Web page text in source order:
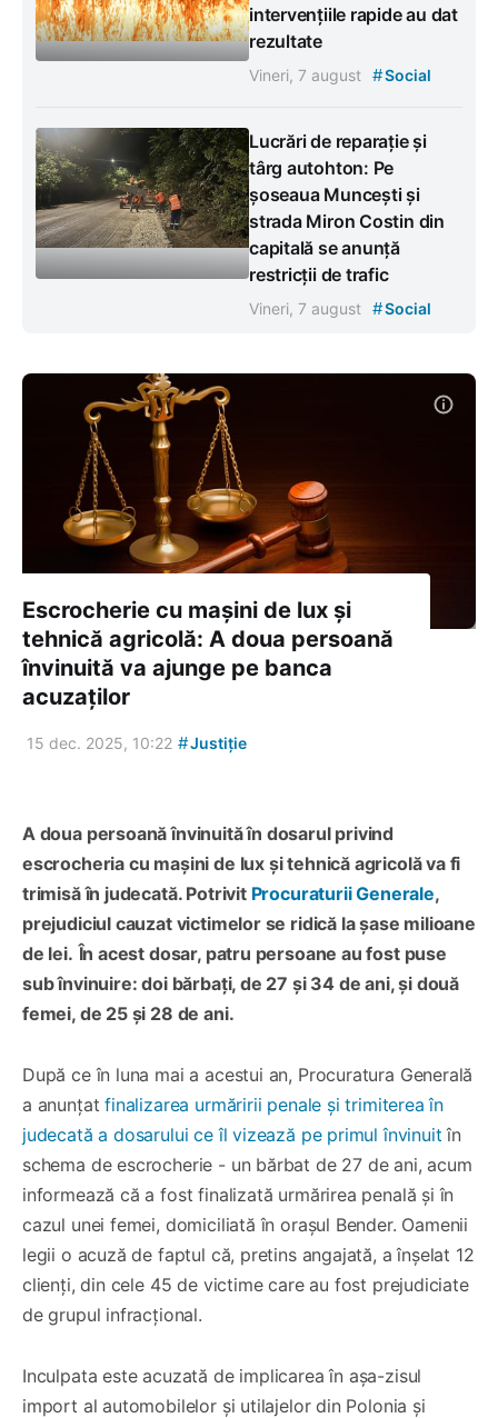
intervențiile rapide au dat
rezultate
Vineri, 7 august #Social
Lucrări de reparație și
târg autohton: Pe
șoseaua Muncești și
strada Miron Costin din
capitală se anunță
restricții de trafic
Vineri, 7 august #Social
Escrocherie cu mașini de lux și
tehnică agricolă: A doua persoană
învinuită va ajunge pe banca
acuzaților
15 dec. 2025, 10:22 #Justiție
A doua persoană învinuită în dosarul privind
escrocheria cu mașini de lux și tehnică agricolă va fi
trimisă în judecată. Potrivit Procuraturii Generale,
prejudiciul cauzat victimelor se ridică la șase milioane
de lei. În acest dosar, patru persoane au fost puse
sub învinuire: doi bărbați, de 27 și 34 de ani, și două
femei, de 25 și 28 de ani.
După ce în luna mai a acestui an, Procuratura Generală
a anunțatfinalizarea urmăririi penale și trimiterea în
judecată a dosarului ce îl vizează pe primul învinuitîn
schema de escrocherie - un bărbat de 27 de ani, acum
informează că a fost finalizată urmărirea penală și în
cazul unei femei, domiciliată în orașul Bender. Oamenii
legii o acuză de faptul că, pretins angajată, a înșelat 12
clienți, din cele 45 de victime care au fost prejudiciate
de grupul infracțional.
Inculpata este acuzată de implicarea în așa-zisul
import al automobilelor și utilajelor din Polonia și